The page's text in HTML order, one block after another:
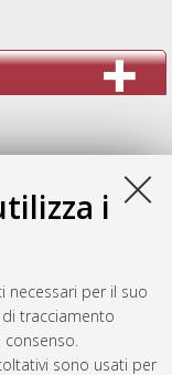
i
necessari per il suo
tracciamento
sono usati per